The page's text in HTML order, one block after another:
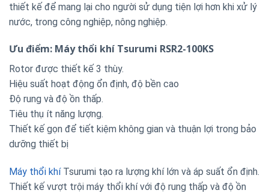
thiết kế để mang lại cho người sử dụng tiện lợi hơn khi xử lý
nước, trong công nghiệp, nông nghiệp.
Ưu điểm: Máy thổi khí Tsurumi RSR2-100KS
Rotor được thiết kế 3 thùy.
Hiệu suất hoạt động ổn định, độ bền cao
Độ rung và độ ồn thấp.
Tiêu thụ ít năng lượng.
Thiết kế gọn để tiết kiệm không gian và thuận lợi trong bảo
dưỡng thiết bị
Máy thổi khíTsurumi tạo ra lượng khí lớn và áp suất ổn định.
Thiết kế vượt trội máy thổi khí với độ rung thấp và độ ồn